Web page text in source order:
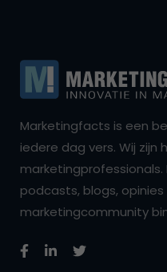
Marketingfacts is een
iedere dag vers. Wij
marketingprofessionals.
podcasts, blogs,
marketingcommunity